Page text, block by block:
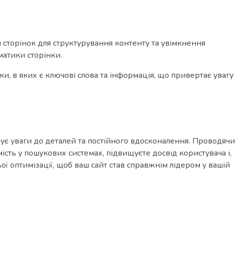
для структурування контенту та увімкнення
сторінки.
в яких є ключові слова та інформація, що привертає увагу
уваги до деталей та постійного вдосконалення. Проводячи
у пошукових системах, підвищуєте досвід користувача і,
оптимізації, щоб ваш сайт став справжнім лідером у вашій